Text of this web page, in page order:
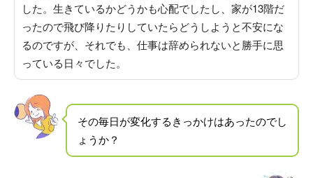
した。 生きているかどうかも心配でしたし、家が13階だ
ったので飛び降りたりしていたらどうしようと不安にな
るのですが、それでも、仕事は辞められないと勝手に思
っている日々でした。
その毎日が変化するきっかけはあったのでし
ょうか？